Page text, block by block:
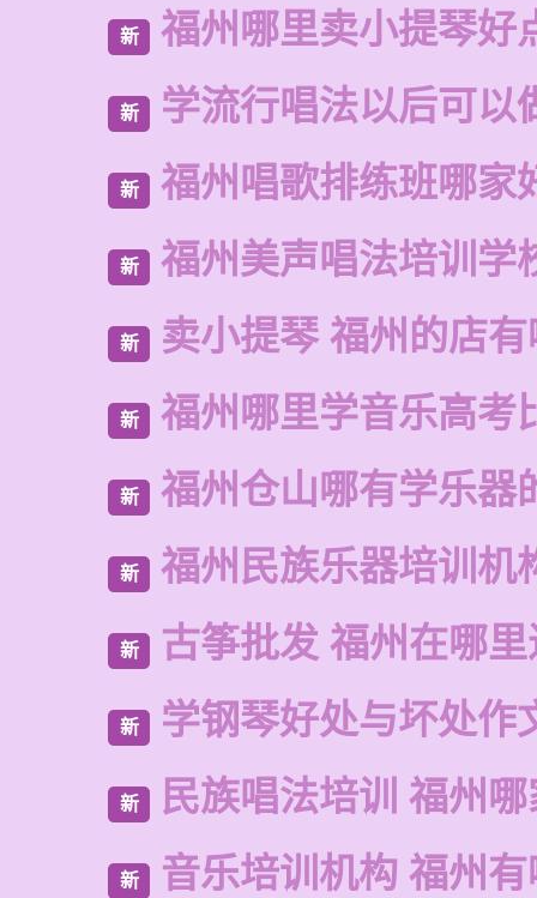
新 福州哪里卖小提琴好
新 学流行唱法以后可以
新 福州唱歌排练班哪家
新 福州美声唱法培训学
新 卖小提琴 福州的店
新 福州哪里学音乐高考
新 福州仓山哪有学乐器
新 福州民族乐器培训机
新 古筝批发 福州在哪
新 学钢琴好处与坏处作
新 民族唱法培训 福州
新 音乐培训机构 福州